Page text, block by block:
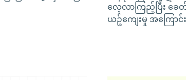
လေ့လာကြည့်ပြီး ခေတ်
ယဥ်ကျေးမှု အကြော